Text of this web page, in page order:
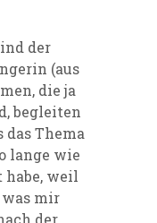
der
(aus
die ja
begleiten
das Thema
lange wie
weil
mir
der